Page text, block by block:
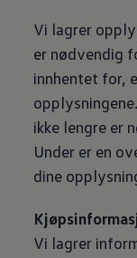
Vi lagrer
er nødvendig
innhentet for,
ikke lengre er
Under er en
dine
Vi lagrer